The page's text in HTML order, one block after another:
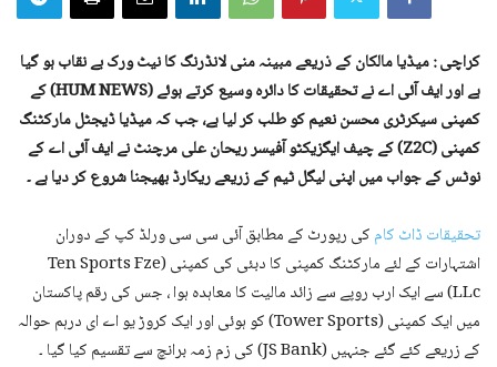
کراچی : میڈیا مالکان کے ذریعے مبینہ منی لانڈرنگ کا نیٹ ورک بے نقاب ہو گیا
ہے اور ایف آئی اے نے تحقیقات کا دائرہ وسیع کرتے ہوئے (HUM NEWS) کے
کمپنی سیکرٹری محسن نعیم کو طلب کر لیا ہے، جب کہ میڈیا ڈیجٹل مارکٹنگ
کمپنی (Z2C) کے چیف ایگزیکٹو آفیسر ریحان علی مرچنٹ نے ایف آئی اے کے
نوٹس کے جواب میں اپنی لیگل ٹیم کے زریعے ریکارڈ بھیجنا شروع کر دیا ہے ۔
تحقیقات ڈاٹ کامکی رپورٹ کے مطابق آئی سی سی ورلڈ کپ کے دوران
اشتہارات کے لئے مارکٹنگ کمپنی کا دبئی کی کمپنی (Ten Sports Fze
LLc) سے ایک ارب روپے سے زائد مالیت کا معاہدہ ہوا ، جس کی رقم پاکستان
میں ایک کمپنی (Tower Sports) کو ہوئی اور ایک کروڑ یو اے ای درہم حوالہ
کے زریعے کئے گئے جنہیں (JS Bank) کی زم زمہ برانچ سے تقسیم کیا گیا ۔